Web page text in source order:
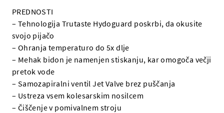
PREDNOSTI
– Tehnologija Trutaste Hydoguard poskrbi, da okusite
svojo pijačo
– Ohranja temperaturo do 5x dlje
– Mehak bidon je namenjen stiskanju, kar omogoča večji
pretok vode
– Samozapiralni ventil Jet Valve brez puščanja
– Ustreza vsem kolesarskim nosilcem
– Čiščenje v pomivalnem stroju